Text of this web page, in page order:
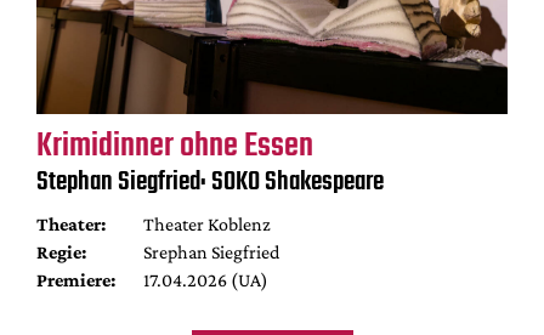
Krimidinner ohne Essen
Stephan Siegfried: SOKO Shakespeare
Theater:
Theater Koblenz
Regie:
Srephan Siegfried
Premiere:
17.04.2026 (UA)